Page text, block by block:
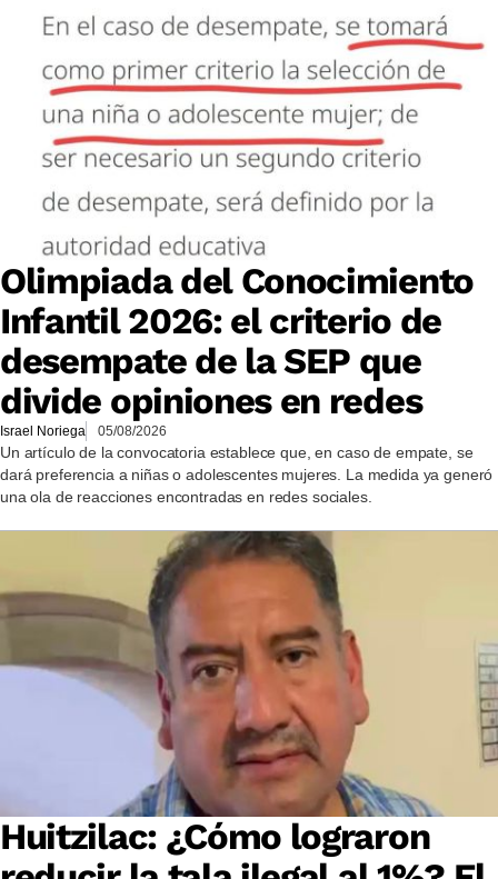
Olimpiada del Conocimiento
Infantil 2026: el criterio de
desempate de la SEP que
divide opiniones en redes
Israel Noriega 05/08/2026
Un artículo de la convocatoria establece que, en caso de empate, se
dará preferencia a niñas o adolescentes mujeres. La medida ya generó
una ola de reacciones encontradas en redes sociales.
Huitzilac: ¿Cómo lograron